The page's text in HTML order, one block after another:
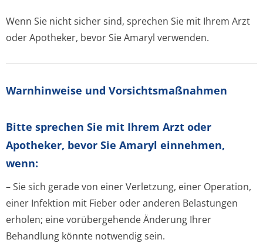
Wenn Sie nicht sicher sind, sprechen Sie mit Ihrem Arzt
oder Apotheker, bevor Sie Amaryl verwenden.
Warnhinweise und Vorsichtsmaßnahmen
Bitte sprechen Sie mit Ihrem Arzt oder
Apotheker, bevor Sie Amaryl einnehmen,
wenn:
– Sie sich gerade von einer Verletzung, einer Operation,
einer Infektion mit Fieber oder anderen Belastungen
erholen; eine vorübergehende Änderung Ihrer
Behandlung könnte notwendig sein.